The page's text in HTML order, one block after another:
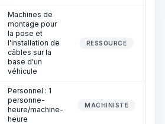
Machines de
montage pour
la pose et
l'installation de
câbles sur la
base d'un
véhicule
RESSOURCE
Personnel : 1
personne-
heure/machine-
heure
MACHINISTE